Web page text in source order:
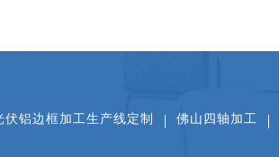
伏铝边框加工生产线定制 佛山四轴加工